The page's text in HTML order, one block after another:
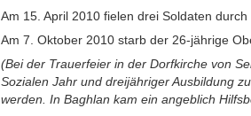
Am 15. April 2010 fielen drei Soldaten durch
Am 7. Oktober 2010 starb der 26-jährige
(Bei der Trauerfeier in der Dorfkirche von
Sozialen Jahr und dreijähriger Ausbildung
werden. In Baghlan kam ein angeblich